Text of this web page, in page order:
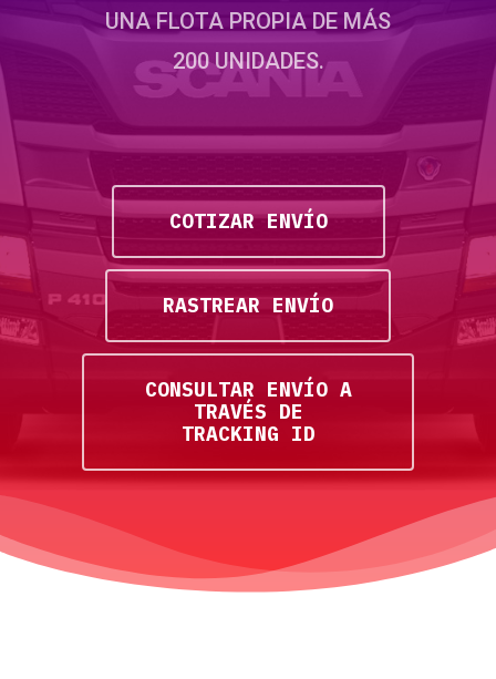
UNA FLOTA PROPIA DE MÁS
200 UNIDADES.
COTIZAR ENVÍO
RASTREAR ENVÍO
CONSULTAR ENVÍO A
TRAVÉS DE
TRACKING ID